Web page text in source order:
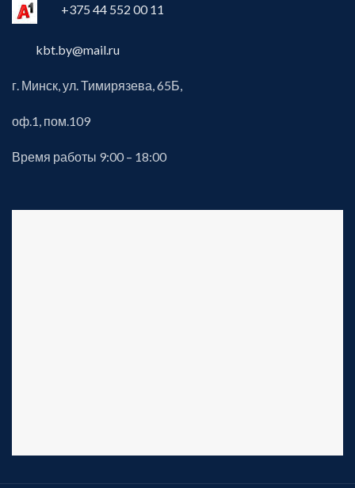
+375 44 552 00 11
kbt.by@mail.ru
г. Минск, ул. Тимирязева, 65Б,
оф.1, пом.109
Время работы 9:00 – 18:00